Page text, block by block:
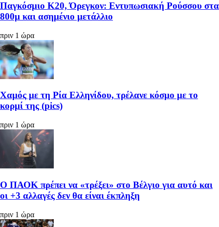
Παγκόσμιο Κ20, Όρεγκον: Εντυπωσιακή Ρούσσου στα
800μ και ασημένιο μετάλλιο
πριν 1 ώρα
Χαμός με τη Ρία Ελληνίδου, τρέλανε κόσμο με το
κορμί της (pics)
πριν 1 ώρα
Ο ΠΑΟΚ πρέπει να «τρέξει» στο Βέλγιο για αυτό και
οι +3 αλλαγές δεν θα είναι έκπληξη
πριν 1 ώρα